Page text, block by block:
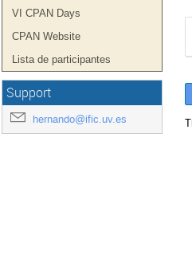
VI CPAN Days
CPAN Website
Lista de participantes
Support
hernando@ific.uv.es